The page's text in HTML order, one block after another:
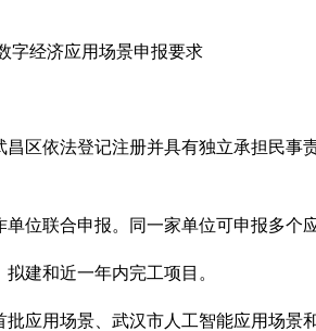
字经济应用场景申报要求
昌区依法登记注册并具有独立承担民
单位联合申报。同一家单位可申报多个
建和近一年内完工项目。
批应用场景、武汉市人工智能应用场